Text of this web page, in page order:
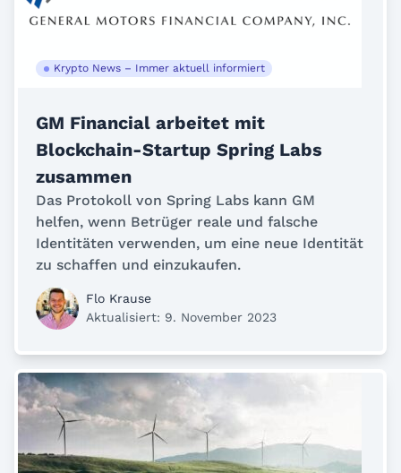
Krypto News – Immer aktuell informiert
GM Financial arbeitet mit
Blockchain-Startup Spring Labs
zusammen
Das Protokoll von Spring Labs kann GM
helfen, wenn Betrüger reale und falsche
Identitäten verwenden, um eine neue Identität
zu schaffen und einzukaufen.
Flo Krause
Aktualisiert: 9. November 2023